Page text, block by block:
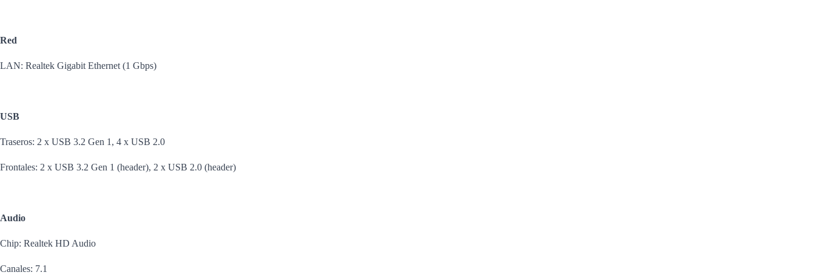
Red
LAN: Realtek Gigabit Ethernet (1 Gbps)
USB
Traseros: 2 x USB 3.2 Gen 1, 4 x USB 2.0
Frontales: 2 x USB 3.2 Gen 1 (header), 2 x USB 2.0 (header)
Audio
Chip: Realtek HD Audio
Canales: 7.1